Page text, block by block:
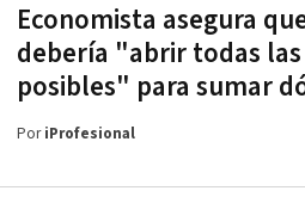
Economista asegura
debería "abrir todas
posibles" para sumar
PoriProfesional